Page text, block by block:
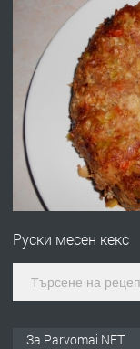
ПРЕДЛАГА
ПРЕДЛАГА
Руски месен кекс
За Parvomai.NET